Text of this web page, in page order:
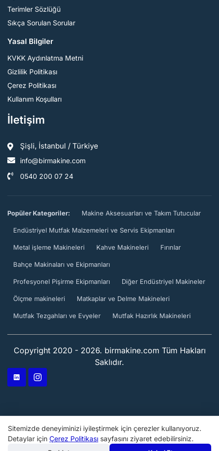
Terimler Sözlüğü
Sıkça Sorulan Sorular
Yasal Bilgiler
KVKK Aydınlatma Metni
Gizlilik Politikası
Çerez Politikası
Kullanım Koşulları
İletişim
Şişli, İstanbul / Türkiye
info@birmakine.com
0540 200 07 24
Popüler Kategoriler: Makine Aksesuarları ve Takım Tutucular
Endüstriyel Mutfak Malzemeleri ve Servis Ekipmanları
Metal işleme Makineleri Kahve Makineleri Fırınlar
Bahçe Makinaları ve Ekipmanları
Profesyonel Pişirme Ekipmanları Diğer Endüstriyel Makineler
Ölçme makineleri Matkaplar ve Delme Makineleri
Mutfak Tezgahları ve Evyeler Mutfak Hazırlık Makineleri
Copyright 2020 - 2026. birmakine.com Tüm Hakları
Saklıdır.
Sitemizde deneyiminizi iyileştirmek için çerezler kullanıyoruz.
Detaylar için Çerez Politikası sayfasını ziyaret edebilirsiniz.